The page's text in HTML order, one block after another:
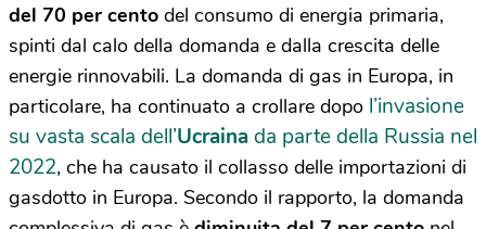
del 70 per cento del consumo di energia primaria,
spinti dal calo della domanda e dalla crescita delle
energie rinnovabili. La domanda di gas in Europa, in
particolare, ha continuato a crollare dopo l’invasione
su vasta scala dell’Ucraina da parte della Russia nel
2022, che ha causato il collasso delle importazioni di
gasdotto in Europa. Secondo il rapporto, la domanda